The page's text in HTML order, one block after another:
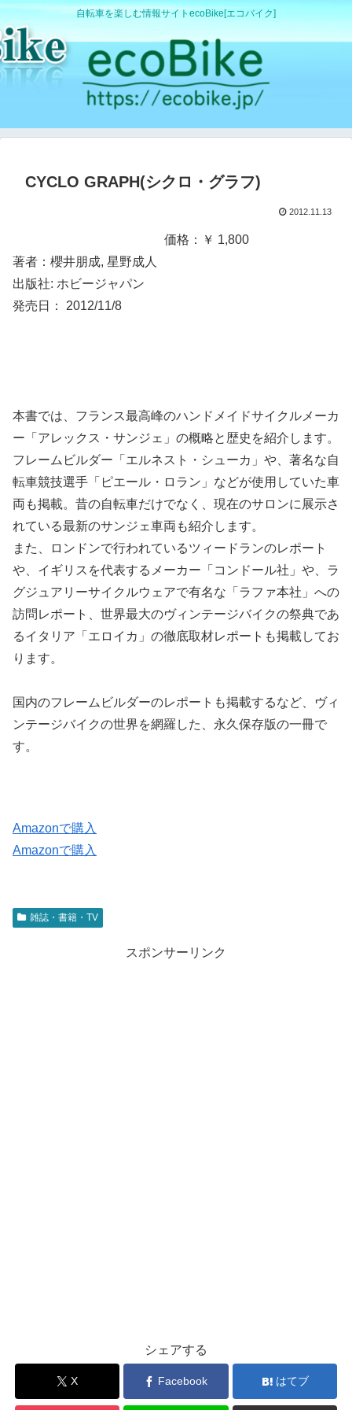
自転車を楽しむ情報サイトecoBike[エコバイク]
CYCLO GRAPH(シクロ・グラフ)
2012.11.13
価格：￥ 1,800
著者：櫻井朋成, 星野成人
出版社: ホビージャパン
発売日： 2012/11/8
本書では、フランス最高峰のハンドメイドサイクルメーカ
ー「アレックス・サンジェ」の概略と歴史を紹介します。
フレームビルダー「エルネスト・シューカ」や、著名な自
転車競技選手「ピエール・ロラン」などが使用していた車
両も掲載。昔の自転車だけでなく、現在のサロンに展示さ
れている最新のサンジェ車両も紹介します。
また、ロンドンで行われているツィードランのレポート
や、イギリスを代表するメーカー「コンドール社」や、ラ
グジュアリーサイクルウェアで有名な「ラファ本社」への
訪問レポート、世界最大のヴィンテージバイクの祭典であ
るイタリア「エロイカ」の徹底取材レポートも掲載してお
ります。
国内のフレームビルダーのレポートも掲載するなど、ヴィ
ンテージバイクの世界を網羅した、永久保存版の一冊で
す。
Amazonで購入
Amazonで購入
雑誌・書籍・TV
スポンサーリンク
シェアする
X Facebook はてブ